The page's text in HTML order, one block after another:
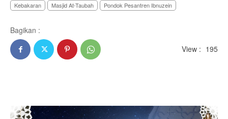
Kebakaran Masjid At-Taubah Pondok Pesantren Ibnuzein
Bagikan :
View : 195